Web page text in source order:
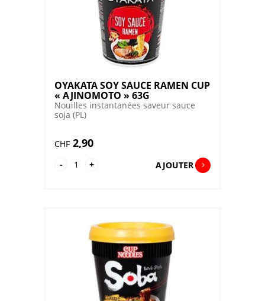
"AJINOMOTO"
OYAKATA SOY SAUCE RAMEN CUP
« AJINOMOTO » 63G
Nouilles instantanées saveur sauce
soja (PL)
CHF 2,90
-
quantité
RAMEN
"AJINOMOTO"
+ AJOUTER